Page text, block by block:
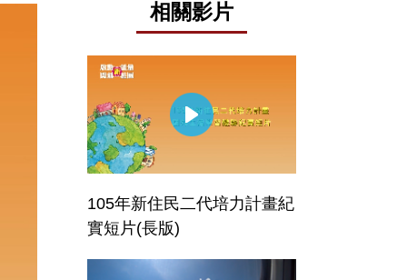
相關影片
105年新住民二代培力計畫紀
實短片(長版)